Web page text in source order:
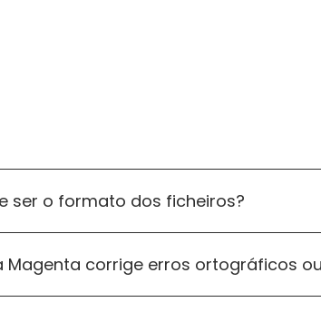
ser o formato dos ficheiros?
Magenta corrige erros ortográficos